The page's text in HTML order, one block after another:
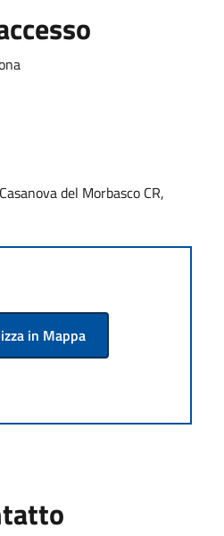
del Morbasco CR,
in Mappa